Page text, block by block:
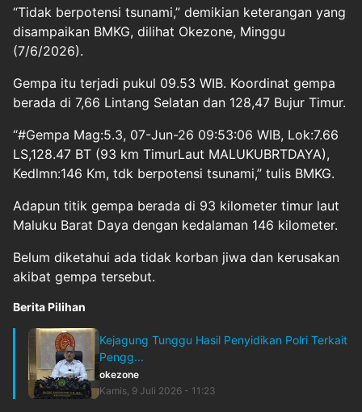
“Tidak berpotensi tsunami,” demikian keterangan yang
disampaikan BMKG, dilihat Okezone, Minggu
(7/6/2026).
Gempa itu terjadi pukul 09.53 WIB. Koordinat gempa
berada di 7,66 Lintang Selatan dan 128,47 Bujur Timur.
“#Gempa Mag:5.3, 07-Jun-26 09:53:06 WIB, Lok:7.66
LS,128.47 BT (93 km TimurLaut MALUKUBRTDAYA),
Kedlmn:146 Km, tdk berpotensi tsunami,” tulis BMKG.
Adapun titik gempa berada di 93 kilometer timur laut
Maluku Barat Daya dengan kedalaman 146 kilometer.
Belum diketahui ada tidak korban jiwa dan kerusakan
akibat gempa tersebut.
Berita Pilihan
Kejagung Tunggu Hasil Penyidikan Polri Terkait
Pengg...
okezone
Kamis, 9 Juli 2026 - 11:23